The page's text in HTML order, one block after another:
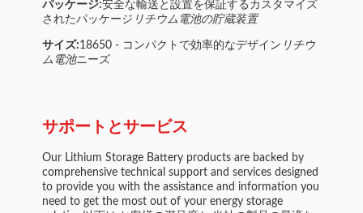
パッケージ:安全な輸送と設置を保証するカスタマイズ
されたパッケージ リチウム電池の貯蔵装置
サイズ:18650 - コンパクトで効率的なデザイン リチウ
ム電池ニーズ
サポートとサービス
Our Lithium Storage Battery products are backed by
comprehensive technical support and services designed
to provide you with the assistance and information you
need to get the most out of your energy storage